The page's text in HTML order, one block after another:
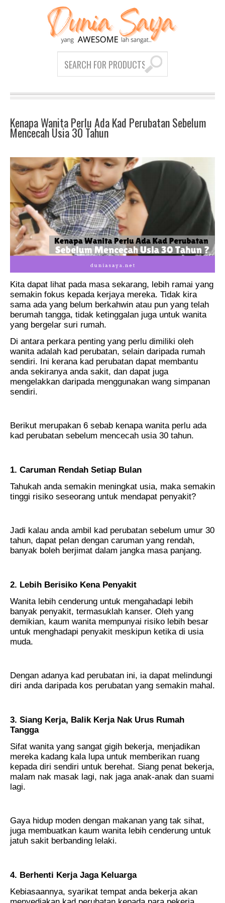
Kenapa Wanita Perlu Ada Kad Perubatan Sebelum
Mencecah Usia 30 Tahun
Kita dapat lihat pada masa sekarang, lebih ramai yang
semakin fokus kepada kerjaya mereka. Tidak kira
sama ada yang belum berkahwin atau pun yang telah
berumah tangga, tidak ketinggalan juga untuk wanita
yang bergelar suri rumah.
Di antara perkara penting yang perlu dimiliki oleh
wanita adalah kad perubatan, selain daripada rumah
sendiri. Ini kerana kad perubatan dapat membantu
anda sekiranya anda sakit, dan dapat juga
mengelakkan daripada menggunakan wang simpanan
sendiri.
Berikut merupakan 6 sebab kenapa wanita perlu ada
kad perubatan sebelum mencecah usia 30 tahun.
1. Caruman Rendah Setiap Bulan
Tahukah anda semakin meningkat usia, maka semakin
tinggi risiko seseorang untuk mendapat penyakit?
Jadi kalau anda ambil kad perubatan sebelum umur 30
tahun, dapat pelan dengan caruman yang rendah,
banyak boleh berjimat dalam jangka masa panjang.
2. Lebih Berisiko Kena Penyakit
Wanita lebih cenderung untuk mengahadapi lebih
banyak penyakit, termasuklah kanser. Oleh yang
demikian, kaum wanita mempunyai risiko lebih besar
untuk menghadapi penyakit meskipun ketika di usia
muda.
Dengan adanya kad perubatan ini, ia dapat melindungi
diri anda daripada kos perubatan yang semakin mahal.
3. Siang Kerja, Balik Kerja Nak Urus Rumah
Tangga
Sifat wanita yang sangat gigih bekerja, menjadikan
mereka kadang kala lupa untuk memberikan ruang
kepada diri sendiri untuk berehat. Siang penat bekerja,
malam nak masak lagi, nak jaga anak-anak dan suami
lagi.
Gaya hidup moden dengan makanan yang tak sihat,
juga membuatkan kaum wanita lebih cenderung untuk
jatuh sakit berbanding lelaki.
4. Berhenti Kerja Jaga Keluarga
Kebiasaannya, syarikat tempat anda bekerja akan